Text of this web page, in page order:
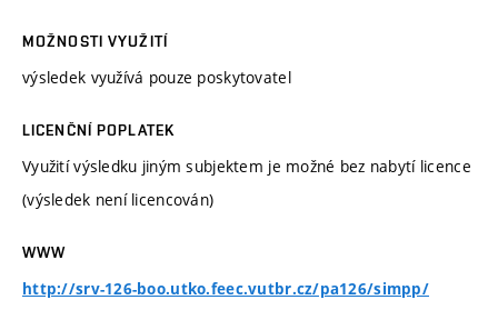
MOŽNOSTI VYUŽITÍ
výsledek využívá pouze poskytovatel
LICENČNÍ POPLATEK
Využití výsledku jiným subjektem je možné bez nabytí licence
(výsledek není licencován)
WWW
http://srv-126-boo.utko.feec.vutbr.cz/pa126/simpp/